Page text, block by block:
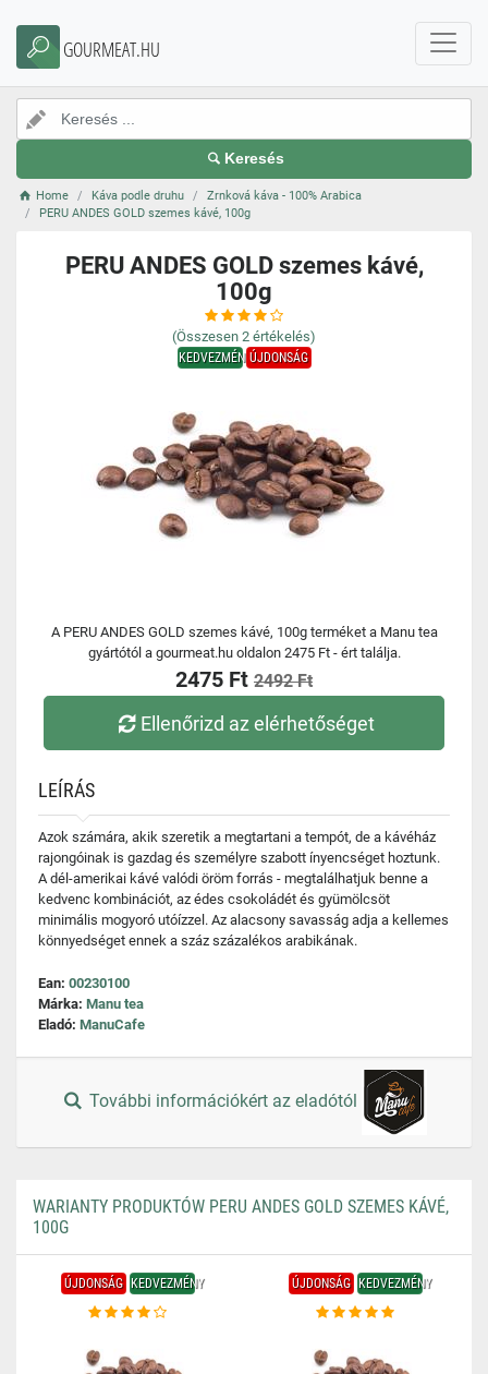
GOURMEAT.HU
Keresés
Home Káva podle druhu
Zrnková káva - 100% Arabica
PERU ANDES GOLD szemes kávé, 100g
PERU ANDES GOLD szemes kávé,
100g
(Összesen 2 értékelés)
KEDVEZMÉNYÚJDONSÁG
A PERU ANDES GOLD szemes kávé, 100g terméket a Manu tea
gyártótól a gourmeat.hu oldalon 2475 Ft - ért találja.
2475 Ft 2492 Ft
Ellenőrizd az elérhetőséget
LEÍRÁS
Azok számára, akik szeretik a megtartani a tempót, de a kávéház
rajongóinak is gazdag és személyre szabott ínyencséget hoztunk.
A dél-amerikai kávé valódi öröm forrás - megtalálhatjuk benne a
kedvenc kombinációt, az édes csokoládét és gyümölcsöt
minimális mogyoró utóízzel. Az alacsony savasság adja a kellemes
könnyedséget ennek a száz százalékos arabikának.
Ean: 00230100
Márka: Manu tea
Eladó: ManuCafe
További információkért az eladótól
WARIANTY PRODUKTÓW PERU ANDES GOLD SZEMES KÁVÉ,
100G
ÚJDONSÁG KEDVEZMÉNY ÚJDONSÁG KEDVEZMÉNY